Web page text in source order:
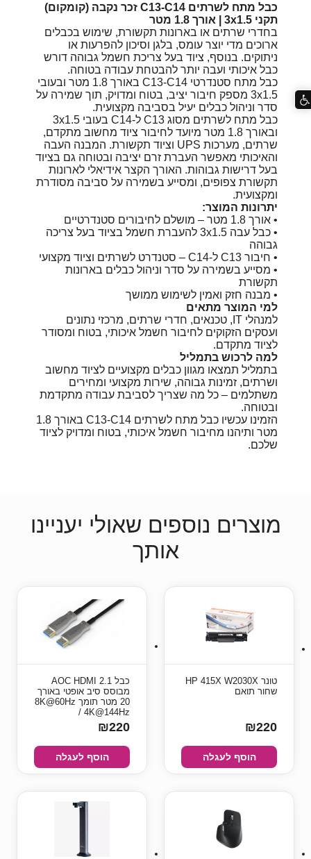
כבל מתח לשרתים C13-C14 זכר נקבה (קומקום)
תקני 3x1.5 | אורך 1.8 מטר
בחדרי שרתים או בארונות תקשורת, שימוש בכבלים
ארוכים מדי יוצר עומס, בלגן וסיכון להפרעות או
ניתוקים. בנוסף, ציוד בעל צריכת חשמל גבוהה דורש
כבל איכותי ועבה יותר להבטחת עבודה בטוחה.
כבל מתח סטנדרטי C13-C14 באורך 1.8 מטר ובעובי
3x1.5 מספק חיבור יציב, בטוח ומדויק, תוך שמירה על
סדר וניהול כבלים יעיל בסביבה מקצועית.
כבל מתח לשרתים מסוג C13 ל-C14 בעובי 3x1.5
ובאורך 1.8 מטר מיועד לחיבור ציוד מחשוב מתקדם,
שרתים, מערכות UPS וציוד תקשורת. המבנה העבה
והאיכותי מאפשר העברת זרם יציבה ובטוחה גם בציוד
בעל דרישות גבוהות. האורך הקצר אידיאלי לארונות
תקשורת צפופים, ומסייע בשמירה על סביבה מסודרת
ומקצועית.
יתרונות המוצר:
• אורך 1.8 מטר – מושלם לחיבורים סטנדרטיים
• כבל עבה 3x1.5 להעברת חשמל בציוד בעל צריכה
גבוהה
• חיבור C13 ל-C14 – סטנדרט לשרתים וציוד מקצועי
• מסייע בשמירה על סדר וניהול כבלים בארונות
תקשורת
• מבנה חזק ואמין לשימוש ממושך
למי המוצר מתאים
למנהלי IT, טכנאים, חדרי שרתים, מרכזי נתונים
ועסקים הזקוקים לחיבור חשמל איכותי, בטוח ומסודר
לציוד מתקדם.
למה לרכוש בתמליל
בתמליל תמצאו מגוון כבלים מקצועיים לציוד מחשוב
ושרתים, זמינות גבוהה, שירות מקצועי ומחירים
משתלמים – כל מה שצריך לסביבת עבודה מתקדמת
ובטוחה.
הזמינו עכשיו כבל מתח לשרתים C13-C14 באורך 1.8
מטר ותיהנו מחיבור חשמל איכותי, בטוח ומדויק לציוד
שלכם.
מוצרים נוספים שאולי יעניינו
אותך
טונר HP 415X W2030X
שחור תואם
₪220
הוסף לעגלה
כבל AOC HDMI 2.1
מבוסס סיב אופטי באורך
20 מטר תומך 8K@60Hz
/ 4K@144Hz
₪220
הוסף לעגלה